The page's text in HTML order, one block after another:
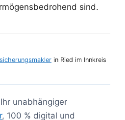
sind.
in Ried im Innkreis
unabhängiger
, 100 % digital und